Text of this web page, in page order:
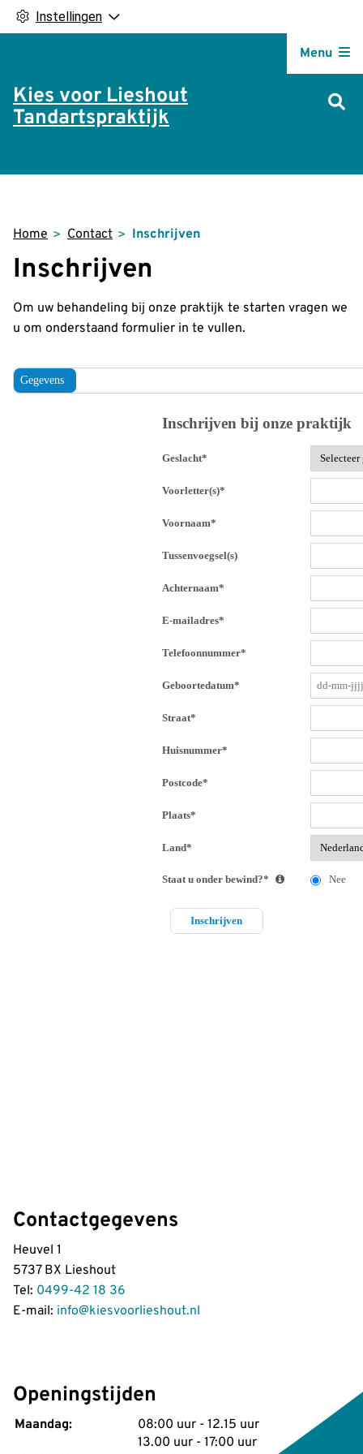
Instellingen
Kies voor Lieshout
Tandartspraktijk
Menu
Home Contact Inschrijven
Inschrijven
Om uw behandeling bij onze praktijk te starten vragen we
u om onderstaand formulier in te vullen.
Contactgegevens
Heuvel 1
5737 BX Lieshout
Tel: 0499-42 18 36
E-mail: info@kiesvoorlieshout.nl
Openingstijden
Maandag: 08:00 uur tot
- 12.15 uur
13.00 uur tot
- 17:00 uur